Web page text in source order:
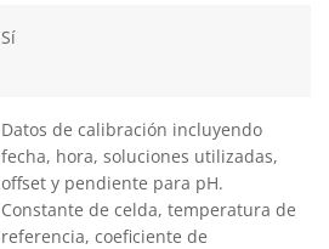
Sí
Datos de calibración incluyendo
fecha, hora, soluciones utilizadas,
offset y pendiente para pH.
Constante de celda, temperatura de
referencia, coeficiente de